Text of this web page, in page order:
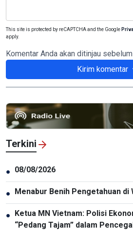
This site is protected by reCAPTCHA and the Google
apply.
Komentar Anda akan ditinjau
Kirim komentar
Terkini
● 08/08/2026
● Menabur Benih Pengetahuan di
● Ketua MN Vietnam: Polisi
“Pedang Tajam” dalam